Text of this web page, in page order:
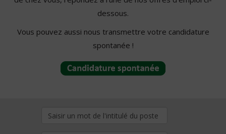
dessous.
Vous pouvez aussi nous transmettre votre candidature
spontanée !